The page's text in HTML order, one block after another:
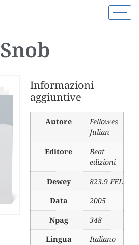
Snob
Informazioni
aggiuntive
Autore
Fellowes
Julian
Editore
Beat
edizioni
Dewey
823.9 FEL
Data
2005
Npag
348
Lingua
Italiano